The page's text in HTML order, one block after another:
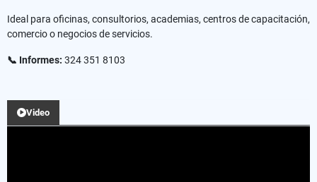
Ideal para oficinas, consultorios, academias, centros de capacitación,
comercio o negocios de servicios.
📞 Informes: 324 351 8103
Video